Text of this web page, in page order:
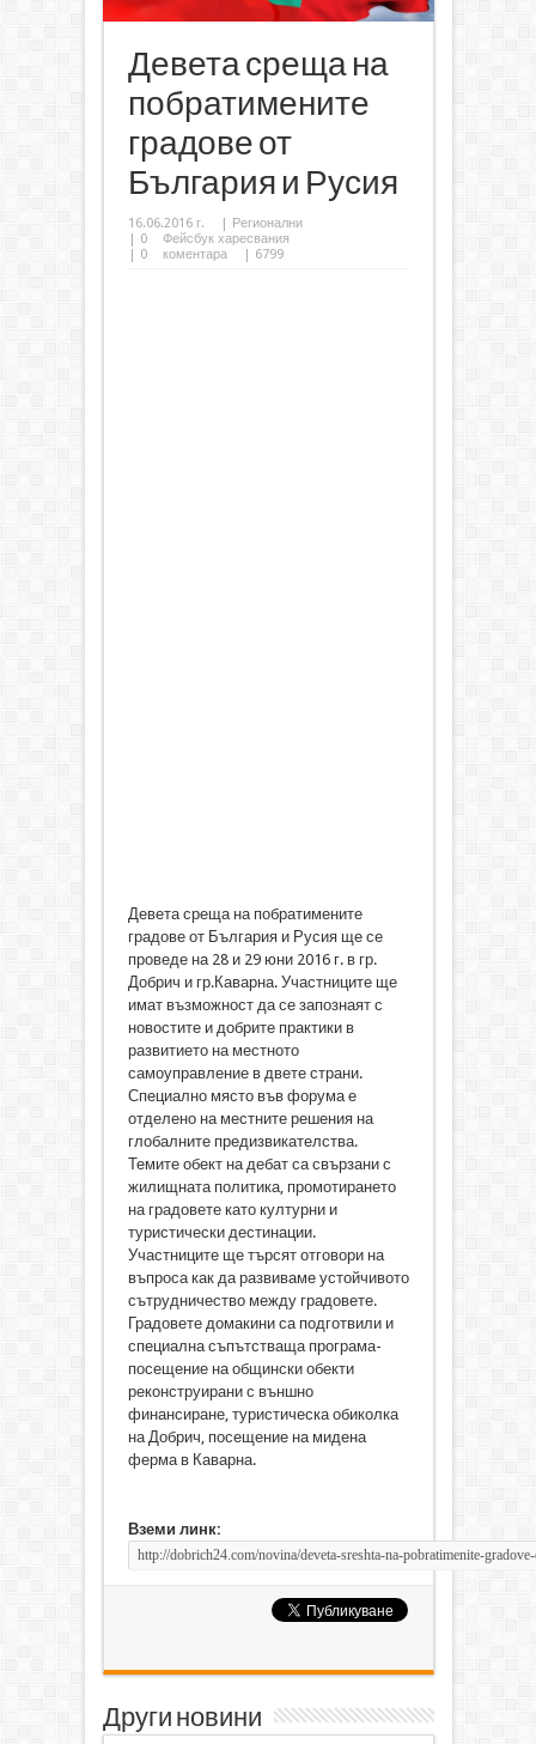
Девета среща на
побратимените
градове от
България и Русия
16.06.2016 г.
Регионални
0
Фейсбук харесвания
0 коментара | 6799
Девета среща на побратимените
градове от България и Русия ще се
проведе на 28 и 29 юни 2016 г. в гр.
Добрич и гр.Каварна. Участниците ще
имат възможност да се запознаят с
новостите и добрите практики в
развитието на местното
самоуправление в двете страни.
Специално място във форума е
отделено на местните решения на
глобалните предизвикателства.
Темите обект на дебат са свързани с
жилищната политика, промотирането
на градовете като културни и
туристически дестинации.
Участниците ще търсят отговори на
въпроса как да развиваме устойчивото
сътрудничество между градовете.
Градовете домакини са подготвили и
специална съпътстваща програма-
посещение на общински обекти
реконструирани с външно
финансиране, туристическа обиколка
на Добрич, посещение на мидена
ферма в Каварна.
Вземи линк:
Други новини